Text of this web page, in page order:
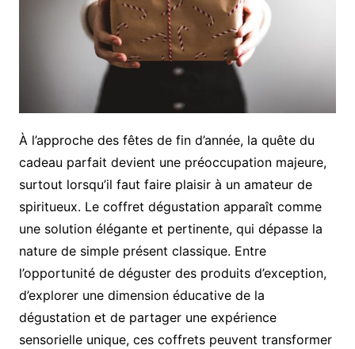
À l’approche des fêtes de fin d’année, la quête du
cadeau parfait devient une préoccupation majeure,
surtout lorsqu’il faut faire plaisir à un amateur de
spiritueux. Le coffret dégustation apparaît comme
une solution élégante et pertinente, qui dépasse la
nature de simple présent classique. Entre
l’opportunité de déguster des produits d’exception,
d’explorer une dimension éducative de la
dégustation et de partager une expérience
sensorielle unique, ces coffrets peuvent transformer